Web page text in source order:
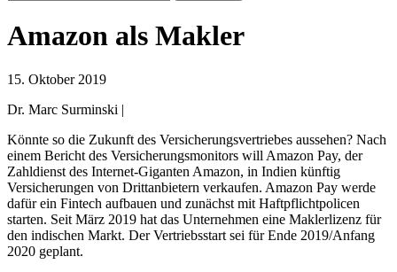
Amazon als Makler
15. Oktober 2019
Dr. Marc Surminski |
Könnte so die Zukunft des Versicherungsvertriebes aussehen? Nach
einem Bericht des Versicherungsmonitors will Amazon Pay, der
Zahldienst des Internet-Giganten Amazon, in Indien künftig
Versicherungen von Drittanbietern verkaufen. Amazon Pay werde
dafür ein Fintech aufbauen und zunächst mit Haftpflichtpolicen
starten. Seit März 2019 hat das Unternehmen eine Maklerlizenz für
den indischen Markt. Der Vertriebsstart sei für Ende 2019/Anfang
2020 geplant.